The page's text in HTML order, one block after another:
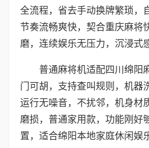
全流程，省去手动换牌繁琐，
节奏流畅爽快，契合重庆麻将
磨，连续娱乐无压力，沉浸式
普通麻将机适配四川绵阳
门可胡，支持查叫规则，机器
运行无噪音，不扰邻，机身材
磨损，普通家用款，功能刚好
置，适合绵阳本地家庭休闲娱